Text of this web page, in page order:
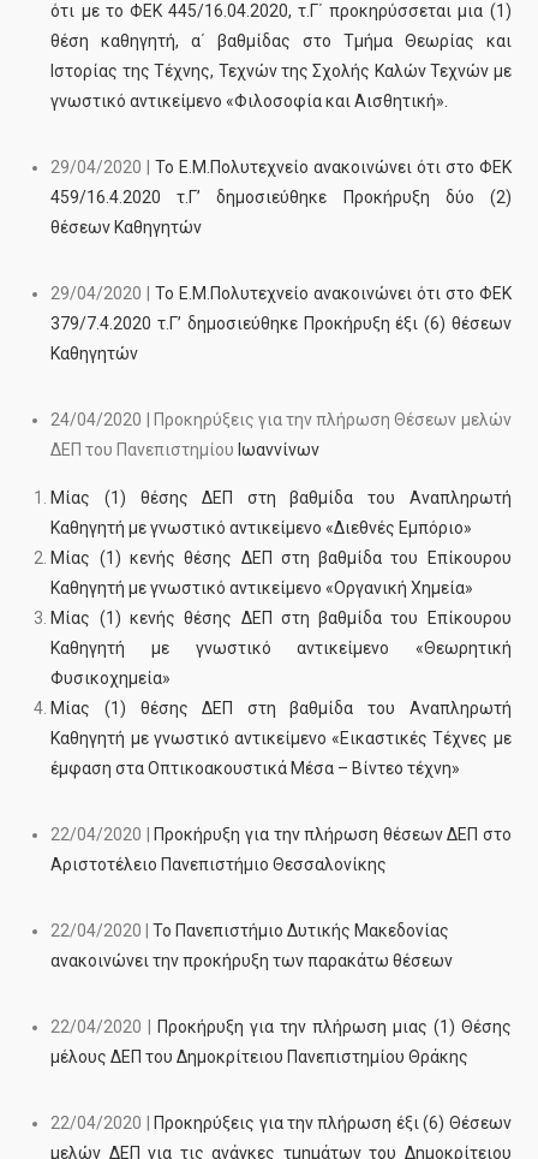
ότι με το ΦΕΚ 445/16.04.2020, τ.Γ΄ προκηρύσσεται μια (1)
θέση καθηγητή, α΄ βαθμίδας στο Τμήμα Θεωρίας και
Ιστορίας της Τέχνης, Τεχνών της Σχολής Καλών Τεχνών με
γνωστικό αντικείμενο «Φιλοσοφία και Αισθητική».
29/04/2020 |
Το Ε.Μ.Πολυτεχνείο ανακοινώνει ότι στο ΦΕΚ
459/16.4.2020 τ.Γ’ δημοσιεύθηκε Προκήρυξη δύο (2)
θέσεων Καθηγητών
29/04/2020 |Το Ε.Μ.Πολυτεχνείο ανακοινώνει ότι στο ΦΕΚ
379/7.4.2020 τ.Γ’ δημοσιεύθηκε Προκήρυξη έξι (6) θέσεων
Καθηγητών
24/04/2020 | Προκηρύξεις για την πλήρωση Θέσεων μελών
ΔΕΠ του Πανεπιστημίου Ιωαννίνων
Μίας (1) θέσης ΔΕΠ στη βαθμίδα του Αναπληρωτή
Καθηγητή με γνωστικό αντικείμενο «Διεθνές Εµπόριο»
Μίας (1) κενής θέσης ΔΕΠ στη βαθμίδα του Επίκουρου
Καθηγητή με γνωστικό αντικείμενο «Οργανική Χημεία»
Μίας (1) κενής θέσης ΔΕΠ στη βαθμίδα του Επίκουρου
Καθηγητή με γνωστικό αντικείμενο «Θεωρητική
Φυσικοχηµεία»
Μίας (1) θέσης ΔΕΠ στη βαθμίδα του Αναπληρωτή
Καθηγητή με γνωστικό αντικείμενο «Εικαστικές Τέχνες με
έμφαση στα Οπτικοακουστικά Μέσα – Βίντεο τέχνη»
22/04/2020 | Προκήρυξη για την πλήρωση θέσεων ΔΕΠ στο
Αριστοτέλειο Πανεπιστήμιο Θεσσαλονίκης
22/04/2020 |Το Πανεπιστήμιο Δυτικής Μακεδονίας
ανακοινώνει την προκήρυξη των παρακάτω θέσεων
22/04/2020 |
Προκήρυξη για την πλήρωση μιας (1) Θέσης
μέλους ΔΕΠ του Δημοκρίτειου Πανεπιστημίου Θράκης
22/04/2020 |
Προκηρύξεις για την πλήρωση έξι (6) Θέσεων
μελών ΔΕΠ για τις ανάγκες τμημάτων του Δημοκρίτειου